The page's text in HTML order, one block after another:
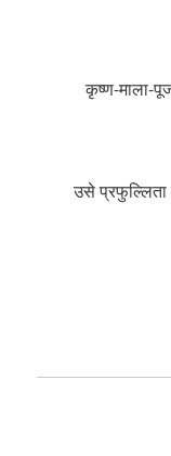
कृष्ण-
उसे